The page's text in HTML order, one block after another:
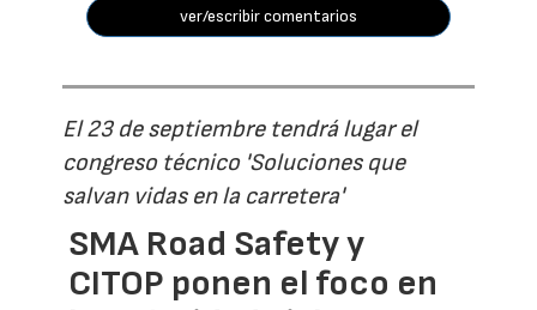
ver/escribir comentarios
El 23 de septiembre tendrá lugar el
congreso técnico 'Soluciones que
salvan vidas en la carretera'
SMA Road Safety y
CITOP ponen el foco en